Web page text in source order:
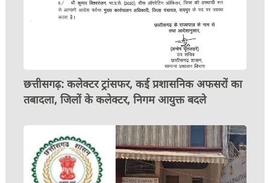
छत्तीसगढ़: कलेक्टर ट्रांसफर, कई प्रशासनिक अफसरों का
तबादला, जिलों के कलेक्टर, निगम आयुक्त बदले